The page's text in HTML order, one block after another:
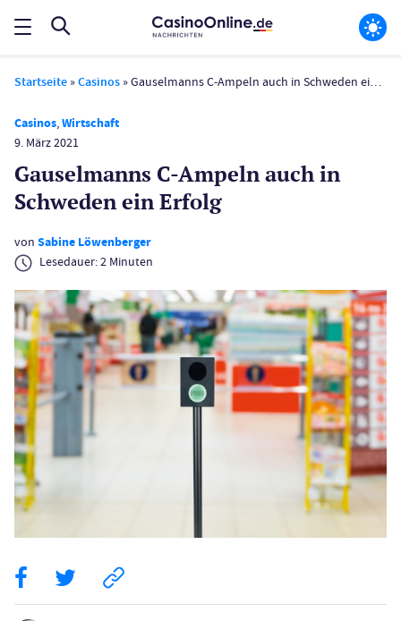
Startseite »Casinos »Gauselmanns C-Ampeln auch in Schweden ein Erfolg
Casinos,Wirtschaft
9. März 2021
Gauselmanns C-Ampeln auch in
Schweden ein Erfolg
von Sabine Löwenberger
Lesedauer:2 Minuten